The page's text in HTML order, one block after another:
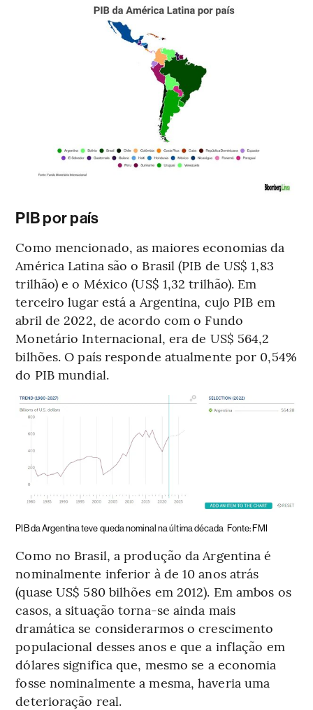
PIB por país
Como mencionado, as maiores economias da
América Latina são o Brasil (PIB de US$ 1,83
trilhão) e o México (US$ 1,32 trilhão). Em
terceiro lugar está a Argentina, cujo PIB em
abril de 2022, de acordo com o Fundo
Monetário Internacional, era de US$ 564,2
bilhões. O país responde atualmente por 0,54%
do PIB mundial.
PIB da Argentina teve queda nominal na última década Fonte: FMI
Como no Brasil, a produção da Argentina é
nominalmente inferior à de 10 anos atrás
(quase US$ 580 bilhões em 2012). Em ambos os
casos, a situação torna-se ainda mais
dramática se considerarmos o crescimento
populacional desses anos e que a inflação em
dólares significa que, mesmo se a economia
fosse nominalmente a mesma, haveria uma
deterioração real.